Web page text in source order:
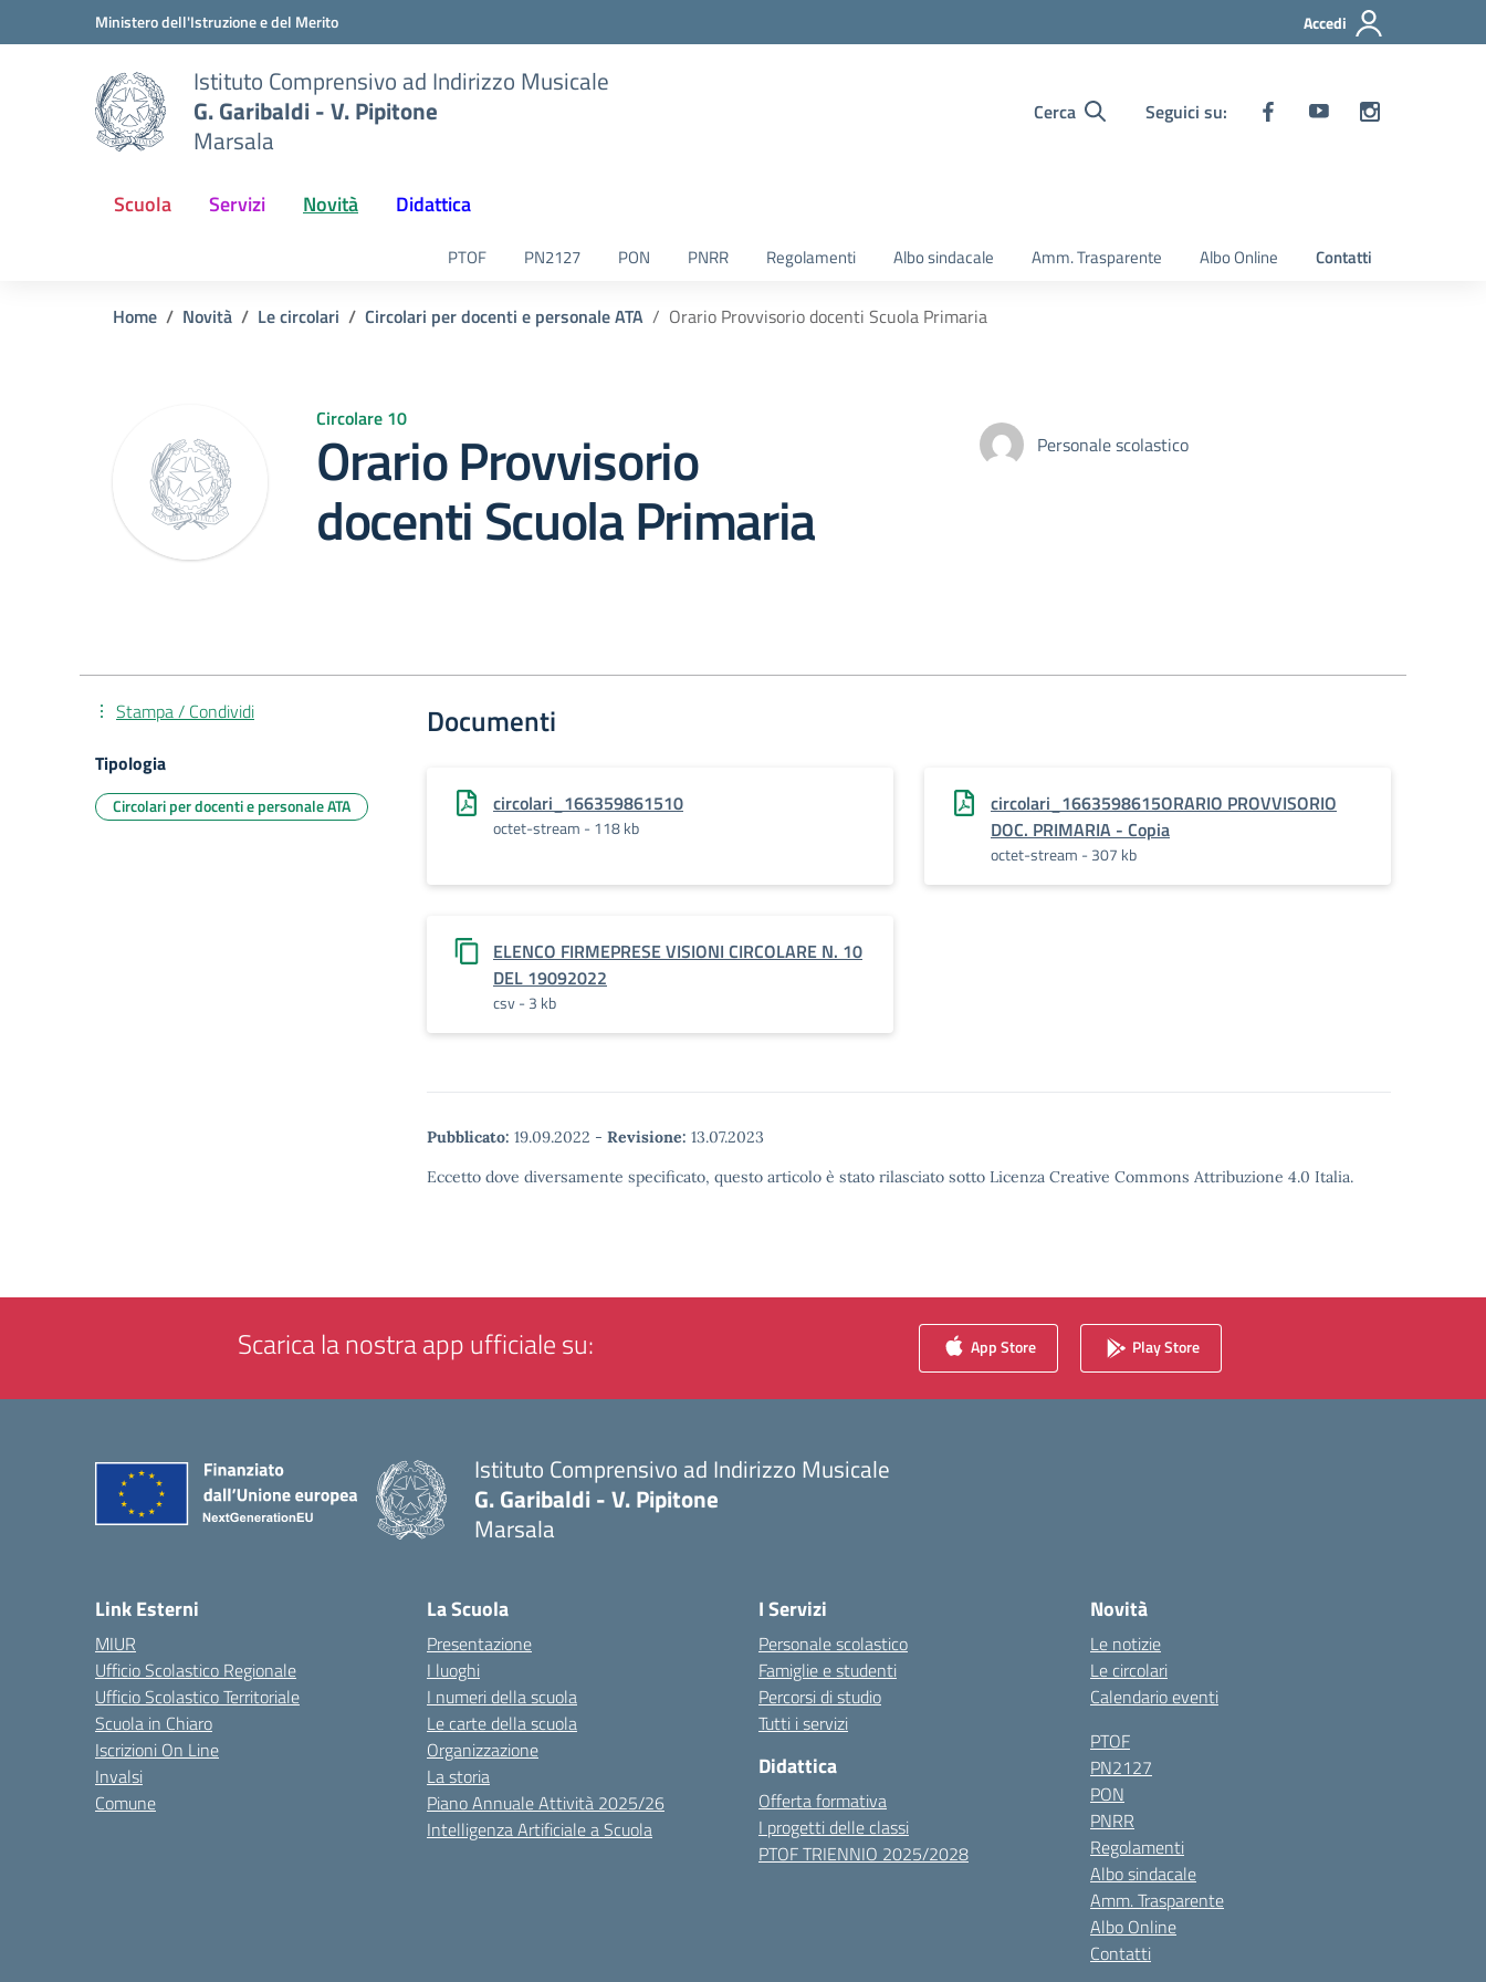
Vai ai contenuti
Vai al menu di navigazioneMinistero dell'Istruzione e del Merito Accedi
Istituto Comprensivo ad Indirizzo Musicale
G. Garibaldi - V. Pipitone
Marsala
Cerca Seguici su:
Scuola Servizi Novità Didattica
PTOF PN2127 PON PNRR Regolamenti Albo sindacale Amm. Trasparente Albo Online Contatti
Home Novità Le circolari Circolari per docenti e personale ATA Orario Provvisorio docenti Scuola Primaria
Circolare 10
Orario Provvisorio
docenti Scuola Primaria
Personale scolastico
Documenti
circolari_166359861510
octet-stream - 118 kb
circolari_1663598615ORARIO PROVVISORIO
DOC. PRIMARIA - Copia
octet-stream - 307 kb
ELENCO FIRMEPRESE VISIONI CIRCOLARE N. 10
DEL 19092022
csv - 3 kb
Pubblicato: 19.09.2022 - Revisione: 13.07.2023
Eccetto dove diversamente specificato, questo articolo è stato rilasciato sotto Licenza Creative Commons Attribuzione 4.0 Italia.
Stampa / Condividi
Tipologia
Circolari per docenti e personale ATA
Scarica la nostra app ufficiale su: App Store Play Store
Istituto Comprensivo ad Indirizzo Musicale
G. Garibaldi - V. Pipitone
Marsala
Link Esterni
MIUR
Ufficio Scolastico Regionale
Ufficio Scolastico Territoriale
Scuola in Chiaro
Iscrizioni On Line
Invalsi
Comune
La Scuola
Presentazione
I luoghi
I numeri della scuola
Le carte della scuola
Organizzazione
La storia
Piano Annuale Attività 2025/26
Intelligenza Artificiale a Scuola
I Servizi
Personale scolastico
Famiglie e studenti
Percorsi di studio
Tutti i servizi
Didattica
Offerta formativa
I progetti delle classi
PTOF TRIENNIO 2025/2028
Novità
Le notizie
Le circolari
Calendario eventi
PTOF
PN2127
PON
PNRR
Regolamenti
Albo sindacale
Amm. Trasparente
Albo Online
Contatti